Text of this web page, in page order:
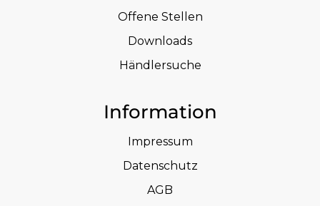
Offene Stellen
Downloads
Händlersuche
Information
Impressum
Datenschutz
AGB